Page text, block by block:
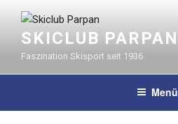
Inhalt
springenSKICLUB PARPAN
Faszination Skisport seit 1936
Menü